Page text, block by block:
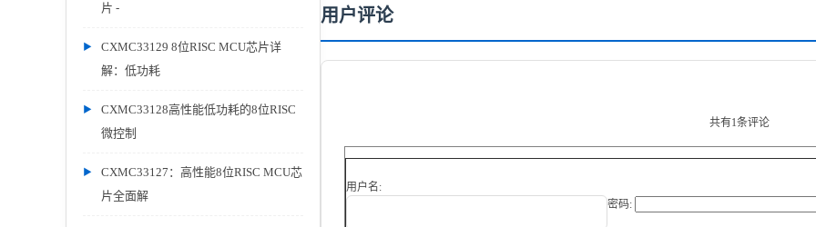
片 -
CXMC33129 8位RISC MCU芯片详
解：低功耗
CXMC33128高性能低功耗的8位RISC
微控制
CXMC33127：高性能8位RISC MCU芯
片全面解
用户评论
共有1条评论
用户名:
密码: